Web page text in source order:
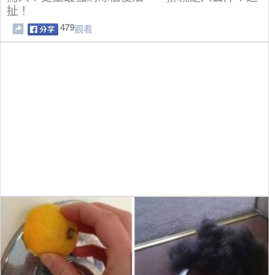
扯！
479觀看